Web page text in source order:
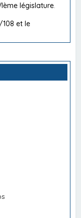
législature
et le